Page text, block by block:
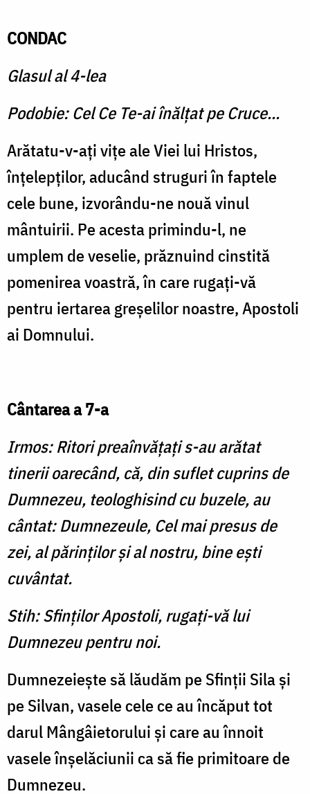
CONDAC
Glasul al 4-lea
Podobie: Cel Ce Te-ai înălţat pe Cruce...
Arătatu-v-aţi viţe ale Viei lui Hristos,
înţelepţilor, aducând struguri în faptele
cele bune, izvorându-ne nouă vinul
mântuirii. Pe acesta primindu-l, ne
umplem de veselie, prăznuind cinstită
pomenirea voastră, în care rugaţi-vă
pentru iertarea greşelilor noastre, Apostoli
ai Domnului.
Cântarea a 7-a
Irmos: Ritori preaînvăţaţi s-au arătat
tinerii oarecând, că, din suflet cuprins de
Dumnezeu, teologhisind cu buzele, au
cântat: Dumnezeule, Cel mai presus de
zei, al părinţilor şi al nostru, bine eşti
cuvântat.
Stih: Sfinţilor Apostoli, rugaţi-vă lui
Dumnezeu pentru noi.
Dumnezeieşte să lăudăm pe Sfinţii Sila şi
pe Silvan, vasele cele ce au încăput tot
darul Mângâietorului şi care au înnoit
vasele înşelăciunii ca să fie primitoare de
Dumnezeu.